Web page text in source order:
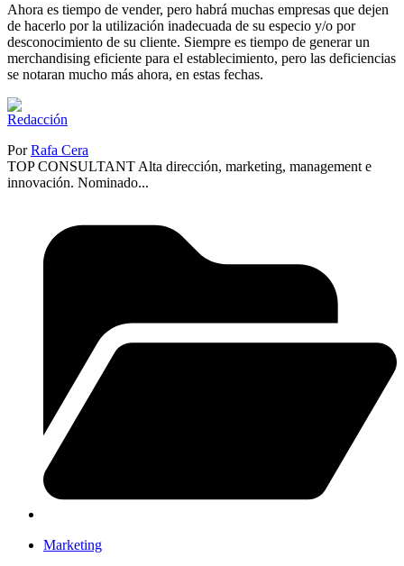
Ahora es tiempo de vender, pero habrá muchas empresas que dejen
de hacerlo por la utilización inadecuada de su especio y/o por
desconocimiento de su cliente. Siempre es tiempo de generar un
merchandising eficiente para el establecimiento, pero las deficiencias
se notaran mucho más ahora, en estas fechas.
PorRafa Cera
TOP CONSULTANT Alta dirección, marketing, management e
innovación. Nominado...
Marketing